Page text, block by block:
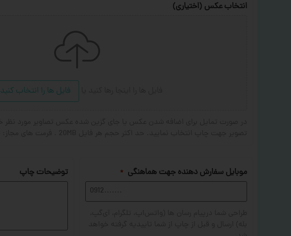
انتخاب عکس (اختیاری)
فایل ها را انتخاب کنید
موبایل سفارش دهنده جهت هماهنگی * توضیحات چاپ